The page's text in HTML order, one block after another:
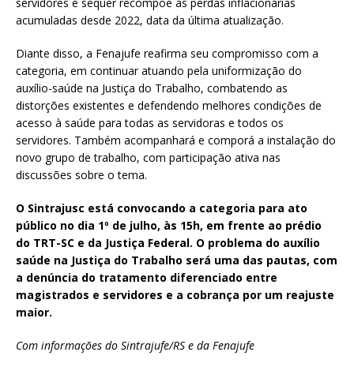
acumuladas desde 2022, data da última atualização.
Diante disso, a Fenajufe reafirma seu compromisso com a
categoria, em continuar atuando pela uniformização do
auxílio-saúde na Justiça do Trabalho, combatendo as
distorções existentes e defendendo melhores condições de
acesso à saúde para todas as servidoras e todos os
servidores. Também acompanhará e comporá a instalação do
novo grupo de trabalho, com participação ativa nas
discussões sobre o tema.
O Sintrajusc está convocando a categoria para ato
público no dia 1º de julho, às 15h, em frente ao prédio
do TRT-SC e da Justiça Federal. O problema do auxílio
saúde na Justiça do Trabalho será uma das pautas, com
a denúncia do tratamento diferenciado entre
magistrados e servidores e a cobrança por um reajuste
maior.
Com informações do Sintrajufe/RS e da Fenajufe